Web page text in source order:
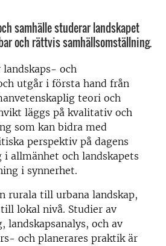
samhälle studerar landskapet
och rättvis samhällsomställning.
och
utgår i första hand från
teori och
läggs på kvalitativ och
som kan bidra med
perspektiv på dagens
i allmänhet och landskapets
i synnerhet.
rurala till urbana landskap,
lokal nivå. Studier av
landskapsanalys, och av
och planerares praktik är